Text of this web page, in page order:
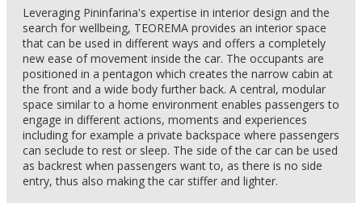
Leveraging Pininfarina's expertise in interior design and the
search for wellbeing, TEOREMA provides an interior space
that can be used in different ways and offers a completely
new ease of movement inside the car. The occupants are
positioned in a pentagon which creates the narrow cabin at
the front and a wide body further back. A central, modular
space similar to a home environment enables passengers to
engage in different actions, moments and experiences
including for example a private backspace where passengers
can seclude to rest or sleep. The side of the car can be used
as backrest when passengers want to, as there is no side
entry, thus also making the car stiffer and lighter.